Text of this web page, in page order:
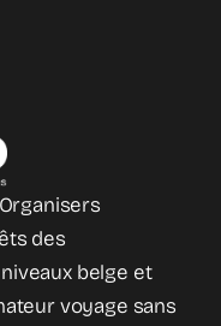
des
belge et
voyage sans